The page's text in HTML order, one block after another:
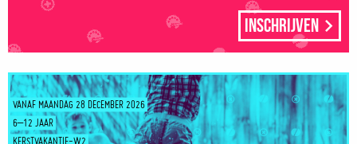
Inschrijven
VANAF MAANDAG 28 DECEMBER 2026
6–12 JAAR
KERSTVAKANTIE-W2